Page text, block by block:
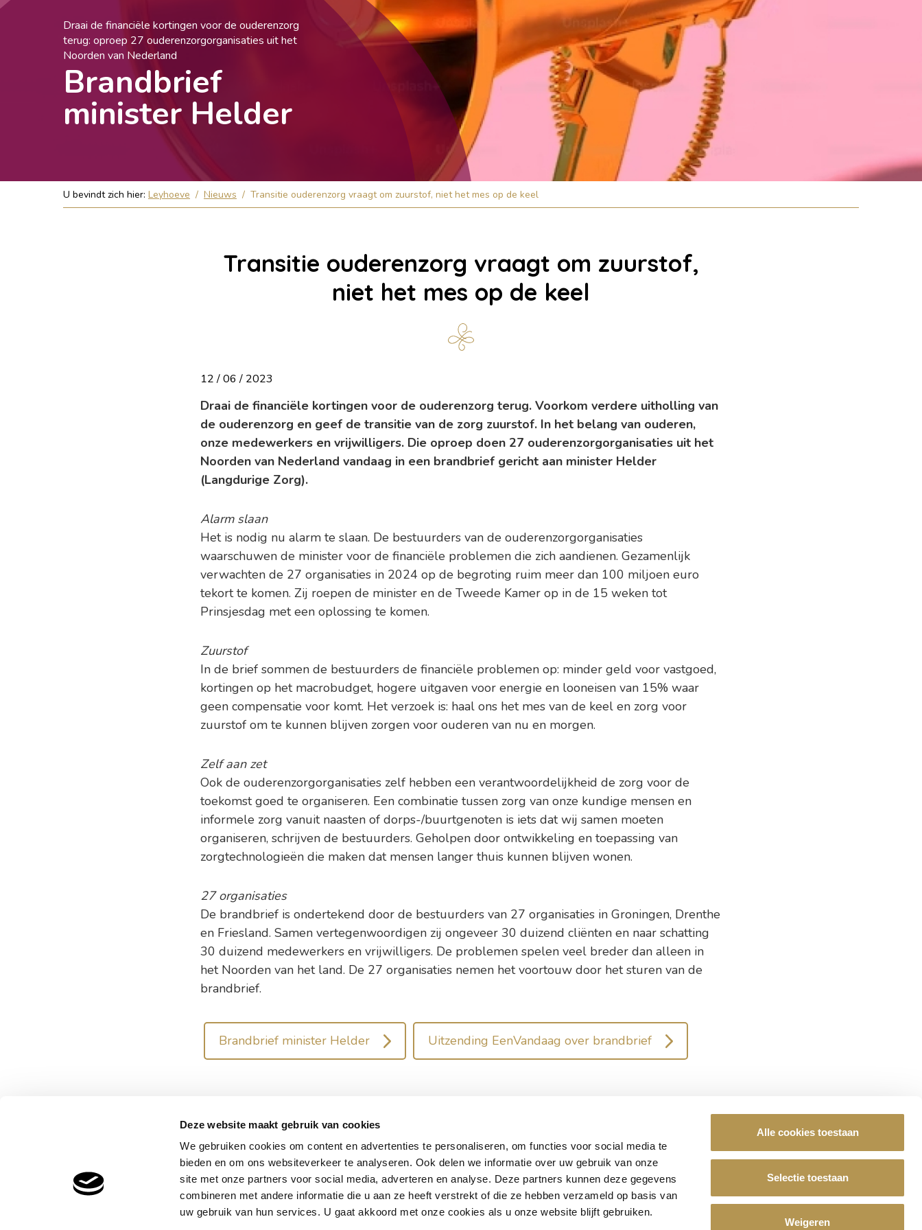
Deze website maakt gebruik van cookies
We gebruiken cookies om content en advertenties te personaliseren, om functies voor social media te
bieden en om ons websiteverkeer te analyseren. Ook delen we informatie over uw gebruik van onze
site met onze partners voor social media, adverteren en analyse. Deze partners kunnen deze gegevens
combineren met andere informatie die u aan ze heeft verstrekt of die ze hebben verzameld op basis van
uw gebruik van hun services. U gaat akkoord met onze cookies als u onze website blijft gebruiken.
Alle cookies toestaan
Selectie toestaan
Weigeren
Draai de financiële kortingen voor de ouderenzorg
terug: oproep 27 ouderenzorgorganisaties uit het
Noorden van Nederland
Brandbrief
minister Helder
U bevindt zich hier: Leyhoeve / Nieuws / Transitie ouderenzorg vraagt om zuurstof, niet het mes op de keel
Transitie ouderenzorg vraagt om zuurstof,
niet het mes op de keel
12 / 06 / 2023
Draai de financiële kortingen voor de ouderenzorg terug. Voorkom verdere uitholling van
de ouderenzorg en geef de transitie van de zorg zuurstof. In het belang van ouderen,
onze medewerkers en vrijwilligers. Die oproep doen 27 ouderenzorgorganisaties uit het
Noorden van Nederland vandaag in een brandbrief gericht aan minister Helder
(Langdurige Zorg).
Alarm slaan
Het is nodig nu alarm te slaan. De bestuurders van de ouderenzorgorganisaties
waarschuwen de minister voor de financiële problemen die zich aandienen. Gezamenlijk
verwachten de 27 organisaties in 2024 op de begroting ruim meer dan 100 miljoen euro
tekort te komen. Zij roepen de minister en de Tweede Kamer op in de 15 weken tot
Prinsjesdag met een oplossing te komen.
Zuurstof
In de brief sommen de bestuurders de financiële problemen op: minder geld voor vastgoed,
kortingen op het macrobudget, hogere uitgaven voor energie en looneisen van 15% waar
geen compensatie voor komt. Het verzoek is: haal ons het mes van de keel en zorg voor
zuurstof om te kunnen blijven zorgen voor ouderen van nu en morgen.
Zelf aan zet
Ook de ouderenzorgorganisaties zelf hebben een verantwoordelijkheid de zorg voor de
toekomst goed te organiseren. Een combinatie tussen zorg van onze kundige mensen en
informele zorg vanuit naasten of dorps-/buurtgenoten is iets dat wij samen moeten
organiseren, schrijven de bestuurders. Geholpen door ontwikkeling en toepassing van
zorgtechnologieën die maken dat mensen langer thuis kunnen blijven wonen.
27 organisaties
De brandbrief is ondertekend door de bestuurders van 27 organisaties in Groningen, Drenthe
en Friesland. Samen vertegenwoordigen zij ongeveer 30 duizend cliënten en naar schatting
30 duizend medewerkers en vrijwilligers. De problemen spelen veel breder dan alleen in
het Noorden van het land. De 27 organisaties nemen het voortouw door het sturen van de
brandbrief.
Brandbrief minister Helder Uitzending EenVandaag over brandbrief
Leyhoeve Exploitatie Holding B.V.
Almystraat 10-A
5061 PA Oisterwijk
Werken bij De Leyhoeve?
Bekijk onze vacatures